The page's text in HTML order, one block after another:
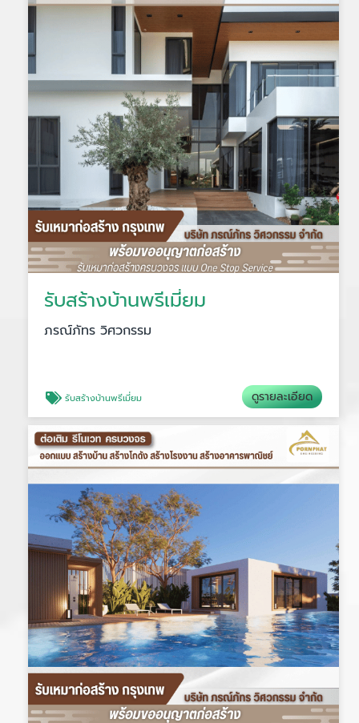
รับสร้างบ้านพรีเมี่ยม
ภรณ์ภัทร วิศวกรรม
รับสร้างบ้านพรีเมี่ยม ดูรายละเอียด